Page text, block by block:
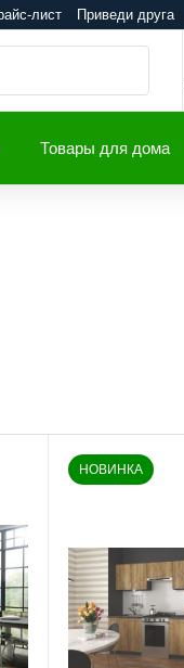
лист Приведи друга
Товары для дома
НОВИНКА